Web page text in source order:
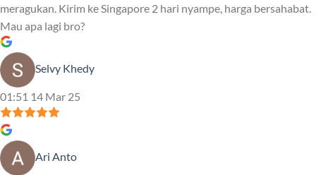
meragukan. Kirim ke Singapore 2 hari nyampe, harga bersahabat.
Mau apa lagi bro?
Selvy Khedy
01:51 14 Mar 25
Ari Anto